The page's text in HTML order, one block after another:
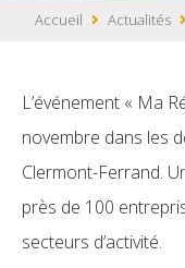
Accueil Actualités
L’événement « Ma
novembre dans les
Clermont-Ferrand.
près de 100
secteurs d’activité.